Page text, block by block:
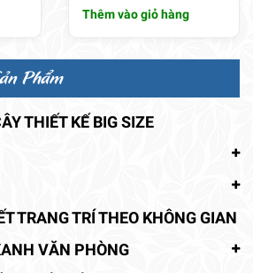
Thêm vào giỏ hàng
Phẩm
THIẾT KẾ BIG SIZE
TRANG TRÍ THEO KHÔNG GIAN
VĂN PHÒNG